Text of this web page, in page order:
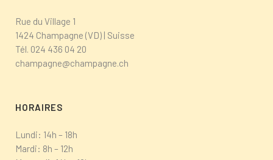
Rue du Village 1
1424 Champagne (VD) | Suisse
Tél. 024 436 04 20
champagne@champagne.ch
HORAIRES
Lundi: 14h – 18h
Mardi: 8h – 12h